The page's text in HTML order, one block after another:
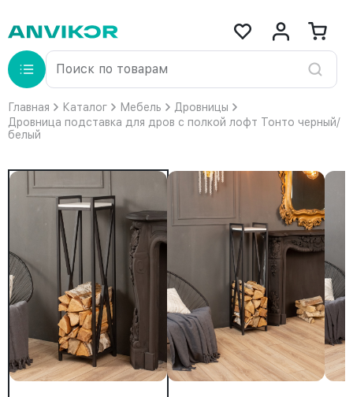
Главная Каталог Мебель
Дровницы
Дровница подставка для дров с полкой лофт Тонто черный/
белый